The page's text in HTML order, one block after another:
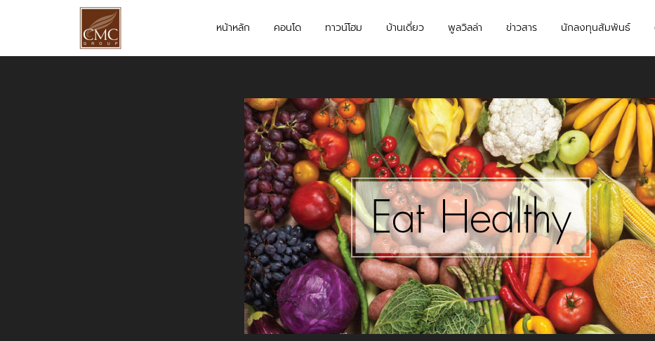
หน้าหลัก คอนโด ทาวน์โฮม บ้านเดี่ยว พูลวิลล่า ข่าวสาร นักลงทุนสัมพันธ์